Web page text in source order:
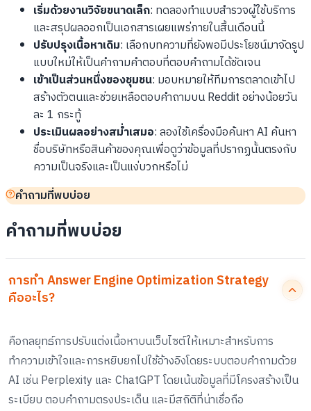
เริ่มด้วยงานวิจัยขนาดเล็ก: ทดลองทำแบบสำรวจผู้ใช้บริการ
และสรุปผลออกเป็นเอกสารเผยแพร่ภายในสิ้นเดือนนี้
ปรับปรุงเนื้อหาเดิม: เลือกบทความที่ยังพอมีประโยชน์มาจัดรูป
แบบใหม่ให้เป็นคำถามคำตอบที่ตอบคำถามได้ชัดเจน
เข้าเป็นส่วนหนึ่งของชุมชน: มอบหมายให้ทีมการตลาดเข้าไป
สร้างตัวตนและช่วยเหลือตอบคำถามบน Reddit อย่างน้อยวัน
ละ 1 กระทู้
ประเมินผลอย่างสม่ำเสมอ: ลองใช้เครื่องมือค้นหา AI ค้นหา
ชื่อบริษัทหรือสินค้าของคุณเพื่อดูว่าข้อมูลที่ปรากฏนั้นตรงกับ
ความเป็นจริงและเป็นแง่บวกหรือไม่
คำถามที่พบบ่อย
คำถามที่พบบ่อย
การทำ Answer Engine Optimization Strategy
คืออะไร?
คือกลยุทธ์การปรับแต่งเนื้อหาบนเว็บไซต์ให้เหมาะสำหรับการ
ทำความเข้าใจและการหยิบยกไปใช้อ้างอิงโดยระบบตอบคำถามด้วย
AI เช่น Perplexity และ ChatGPT โดยเน้นข้อมูลที่มีโครงสร้างเป็น
ระเบียบ ตอบคำถามตรงประเด็น และมีสถิติที่น่าเชื่อถือ